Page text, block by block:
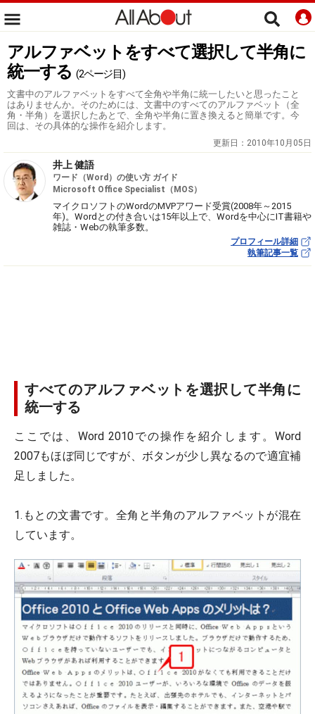
アルファベットをすべて選択して半角に
統一する (2ページ目)
文書中のアルファベットをすべて全角や半角に統一したいと思ったこと
はありませんか。そのためには、文書中のすべてのアルファベット（全
角・半角）を選択したあとで、全角や半角に置き換えると簡単です。今
回は、その具体的な操作を紹介します。
更新日： 2010年10月05日
井上 健語
ワード（Word）の使い方 ガイド
Microsoft Office Specialist（MOS）
マイクロソフトのWordのMVPアワード受賞(2008年～2015
年)。Wordとの付き合いは15年以上で、Wordを中心にIT書籍や
雑誌・Webの執筆多数。
プロフィール詳細
執筆記事一覧
すべてのアルファベットを選択して半角に
統一する
ここでは、Word 2010での操作を紹介します。Word
2007もほぼ同じですが、ボタンが少し異なるので適宜補
足しました。
1.もとの文書です。全角と半角のアルファベットが混在
しています。